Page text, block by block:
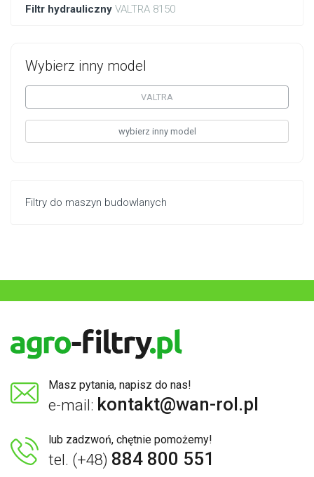
Filtr hydrauliczny VALTRA 8150
Wybierz inny model
VALTRA
wybierz inny model
Filtry do maszyn budowlanych
Masz pytania, napisz do nas!
e-mail: kontakt@wan-rol.pl
lub zadzwoń, chętnie pomożemy!
tel. (+48) 884 800 551